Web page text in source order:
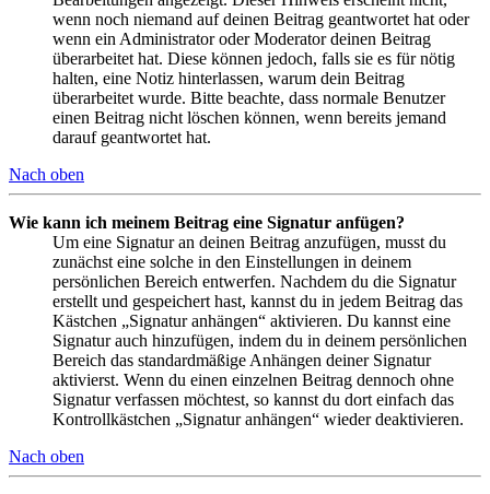
wenn noch niemand auf deinen Beitrag geantwortet hat oder
wenn ein Administrator oder Moderator deinen Beitrag
überarbeitet hat. Diese können jedoch, falls sie es für nötig
halten, eine Notiz hinterlassen, warum dein Beitrag
überarbeitet wurde. Bitte beachte, dass normale Benutzer
einen Beitrag nicht löschen können, wenn bereits jemand
darauf geantwortet hat.
Nach oben
Wie kann ich meinem Beitrag eine Signatur anfügen?
Um eine Signatur an deinen Beitrag anzufügen, musst du
zunächst eine solche in den Einstellungen in deinem
persönlichen Bereich entwerfen. Nachdem du die Signatur
erstellt und gespeichert hast, kannst du in jedem Beitrag das
Kästchen „Signatur anhängen“ aktivieren. Du kannst eine
Signatur auch hinzufügen, indem du in deinem persönlichen
Bereich das standardmäßige Anhängen deiner Signatur
aktivierst. Wenn du einen einzelnen Beitrag dennoch ohne
Signatur verfassen möchtest, so kannst du dort einfach das
Kontrollkästchen „Signatur anhängen“ wieder deaktivieren.
Nach oben